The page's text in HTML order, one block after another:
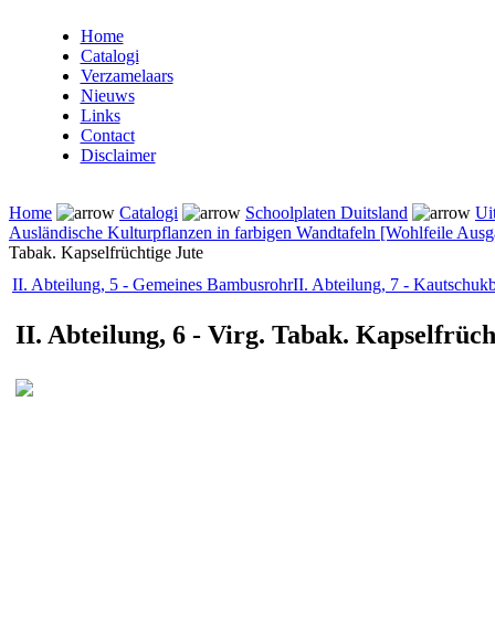
Home
Catalogi
Verzamelaars
Nieuws
Links
Contact
Disclaimer
Home Catalogi Schoolplaten Duitsland
Ausländische Kulturpflanzen in farbigen Wandtafeln [Wohlfeile
Tabak. Kapselfrüchtige Jute
II. Abteilung, 5 - Gemeines BambusrohrII. Abteilung, 7 -
II. Abteilung, 6 - Virg. Tabak.